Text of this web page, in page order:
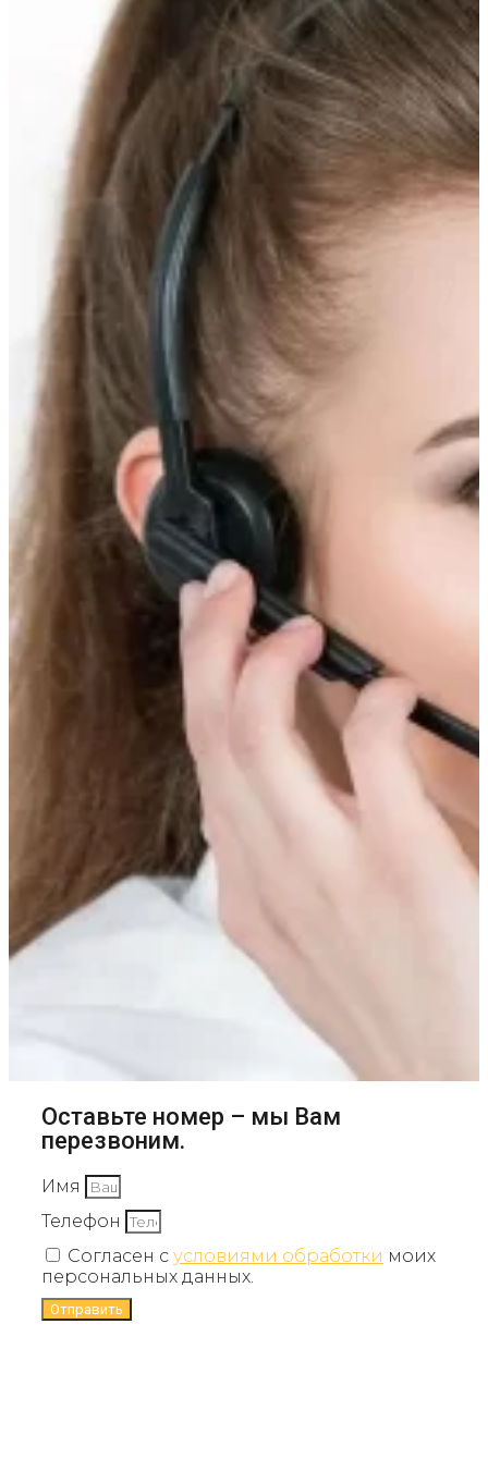
Оставьте номер – мы Вам
перезвоним.
Имя
Телефон
Согласен с условиями обработки моих
персональных данных.
Отправить